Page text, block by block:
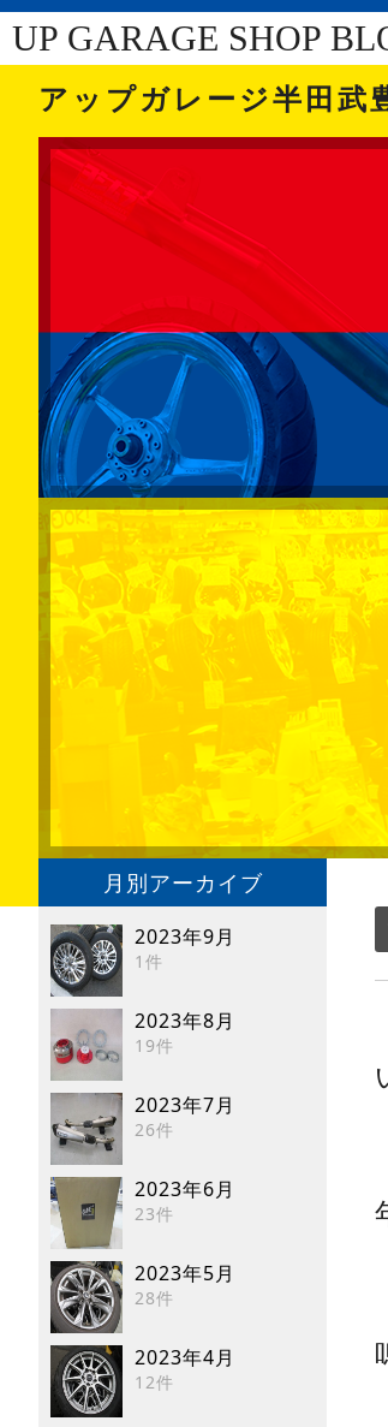
UP GARAGE SHOP
アップガレージ半田武
月別アーカイブ
2023年9月
1件
2023年8月
19件
2023年7月
26件
2023年6月
23件
2023年5月
28件
2023年4月
12件